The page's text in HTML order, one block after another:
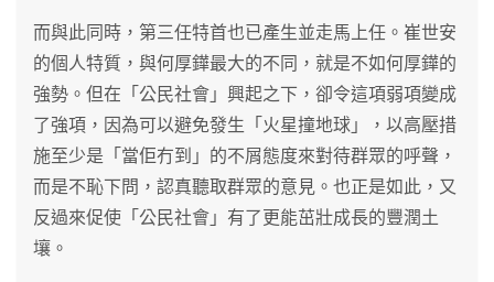
而與此同時，第三任特首也已產生並走馬上任。崔世安
的個人特質，與何厚鏵最大的不同，就是不如何厚鏵的
強勢。但在「公民社會」興起之下，卻令這項弱項變成
了強項，因為可以避免發生「火星撞地球」，以高壓措
施至少是「當佢冇到」的不屑態度來對待群眾的呼聲，
而是不恥下問，認真聽取群眾的意見。也正是如此，又
反過來促使「公民社會」有了更能茁壯成長的豐潤土
壤。